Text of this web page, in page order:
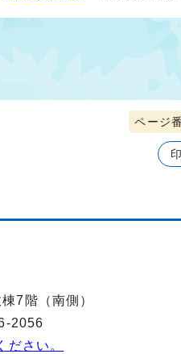
ページ
7階（南側）
2056
さい。